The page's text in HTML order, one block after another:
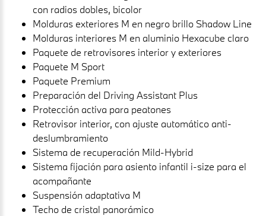
con radios dobles, bicolor
Molduras exteriores M en negro brillo Shadow Line
Molduras interiores M en aluminio Hexacube claro
Paquete de retrovisores interior y exteriores
Paquete M Sport
Paquete Premium
Preparación del Driving Assistant Plus
Protección activa para peatones
Retrovisor interior, con ajuste automático anti-
deslumbramiento
Sistema de recuperación Mild-Hybrid
Sistema fijación para asiento infantil i-size para el
acompañante
Suspensión adaptativa M
Techo de cristal panorámico